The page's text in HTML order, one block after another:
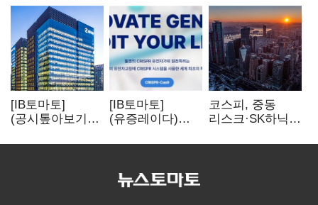
[IB토마토]
(공시톺아보기)
바로 매출로
[IB토마토]
(유증레이다)
3분의 1 토막…
비용부터 챙긴다
코스피, 중동
리스크·SK하닉
뒷걸음